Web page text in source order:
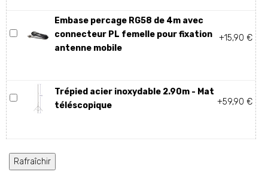
Embase percage RG58 de 4m avec
connecteur PL femelle pour fixation
antenne mobile
+15,90 €
Trépied acier inoxydable 2.90m - Mat
téléscopique
+59,90 €